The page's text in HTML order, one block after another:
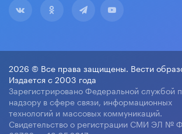
2026 © Все права защищены. Вести
Издается с 2003 года
Зарегистрировано Федеральной службой
надзору в сфере связи, информационных
технологий и массовых коммуникаций.
Свидетельство о регистрации СМИ ЭЛ №